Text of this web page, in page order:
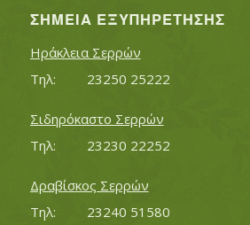
ΣΗΜΕΊΑ ΕΞΥΠΗΡΈΤΗΣΗΣ
Ηράκλεια Σερρών
Τηλ:		23250 25222
Σιδηρόκαστο Σερρών
Τηλ:		23230 22252
Δραβίσκος Σερρών
Τηλ:		23240 51580